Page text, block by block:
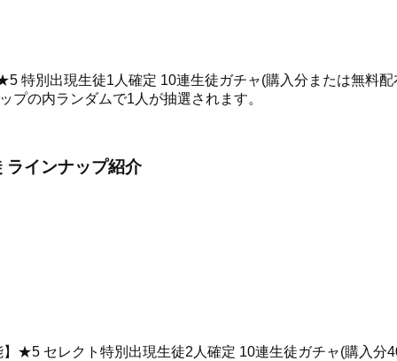
特別出現生徒1人確定 10連生徒ガチャ(購入分または無料
の内ランダムで1人が抽選されます。
インナップ紹介
★5 セレクト特別出現生徒2人確定 10連生徒ガチャ(購入分